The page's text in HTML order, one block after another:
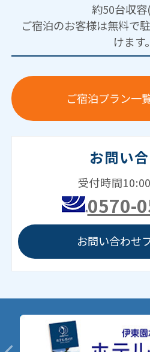
約50台収
ご宿泊のお客様は無料で
けます。
ご宿泊プラン一
お問い
受付時間
0570-
お問い合わせ